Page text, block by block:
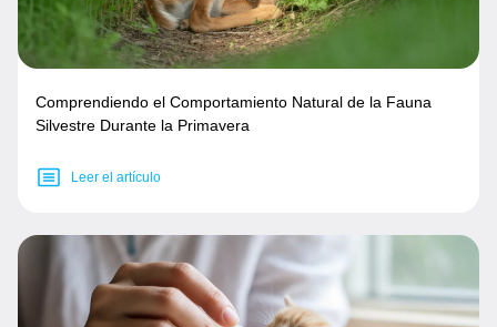
Comprendiendo el Comportamiento Natural de la Fauna
Silvestre Durante la Primavera
Leer el artículo